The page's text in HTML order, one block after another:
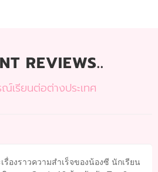
REVIEWS..
เรียนต่อต่างประเทศ
รื่องราวความสำเร็จของน้องซี นักเรียน